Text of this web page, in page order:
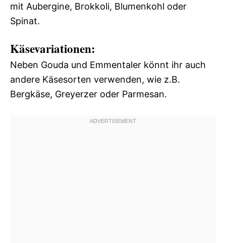
mit Aubergine, Brokkoli, Blumenkohl oder
Spinat.
Käsevariationen:
Neben Gouda und Emmentaler könnt ihr auch
andere Käsesorten verwenden, wie z.B.
Bergkäse, Greyerzer oder Parmesan.